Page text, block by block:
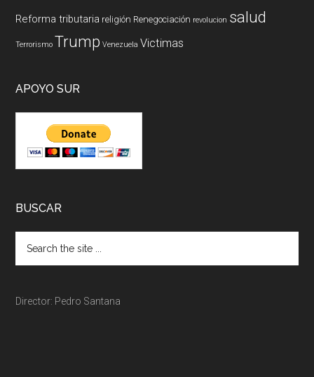
Reforma tributaria religión Renegociación revolucion salud
Terrorismo Trump Venezuela Victimas
APOYO SUR
BUSCAR
Director: Pedro Santana